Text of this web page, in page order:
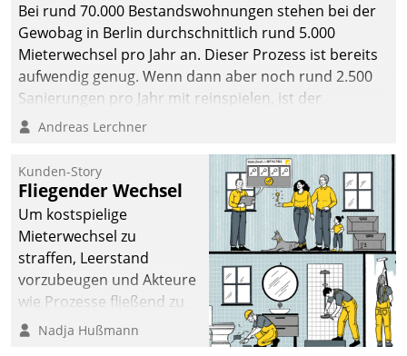
Bei rund 70.000 Bestandswohnungen stehen bei der
Gewobag in Berlin durchschnittlich rund 5.000
Mieterwechsel pro Jahr an. Dieser Prozess ist bereits
aufwendig genug. Wenn dann aber noch rund 2.500
Sanierungen pro Jahr mit reinspielen, ist der
Betreuungs- und Organisationsaufwand immens. Im
kommunale Wohnungsbauunternehmen daher
gemeinsam mit der Berliner Datatrain GmbH den
Teilprozess der Objektsanierung digitalisiert.
Andreas Lerchner
Kunden-Story
Fliegender Wechsel
Um kostspielige
Mieterwechsel zu
straffen, Leerstand
vorzubeugen und Akteure
wie Prozesse fließend zu
vernetzen, nutzt die
Nadja Hußmann